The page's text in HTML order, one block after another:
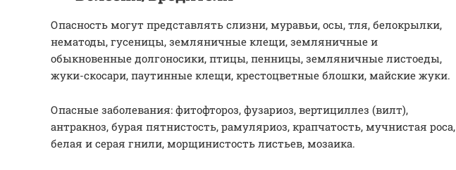
Опасность могут представлять слизни, муравьи, осы, тля, белокрылки,
нематоды, гусеницы, земляничные клещи, земляничные и
обыкновенные долгоносики, птицы, пенницы, земляничные листоеды,
жуки-скосари, паутинные клещи, крестоцветные блошки, майские жуки.
Опасные заболевания: фитофтороз, фузариоз, вертициллез (вилт),
антракноз, бурая пятнистость, рамуляриоз, крапчатость, мучнистая роса,
белая и серая гнили, морщинистость листьев, мозаика.